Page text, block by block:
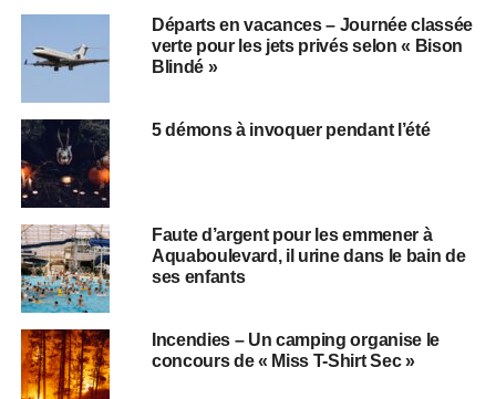
Départs en vacances – Journée classée
verte pour les jets privés selon « Bison
Blindé »
5 démons à invoquer pendant l’été
Faute d’argent pour les emmener à
Aquaboulevard, il urine dans le bain de
ses enfants
Incendies – Un camping organise le
concours de « Miss T-Shirt Sec »